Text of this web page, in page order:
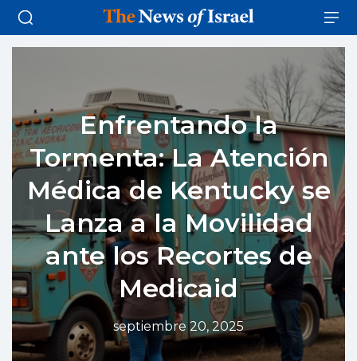
Enfrentando la
Tormenta: La Atención
Médica de Kentucky se
Lanza a la Movilidad
ante los Recortes de
Medicaid
septiembre 20, 2025